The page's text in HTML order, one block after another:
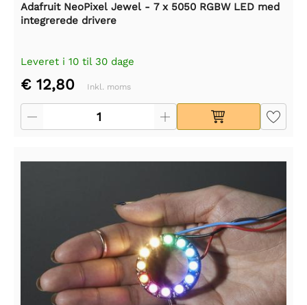
Adafruit NeoPixel Jewel - 7 x 5050 RGBW LED med
integrerede drivere
Leveret i 10 til 30 dage
€ 12,80 Inkl. moms